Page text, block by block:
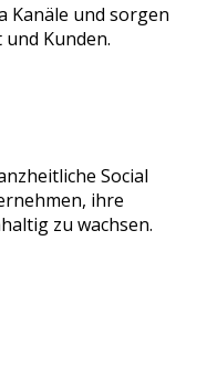
Kanäle und sorgen
Kunden.
Social
ihre
zu wachsen.